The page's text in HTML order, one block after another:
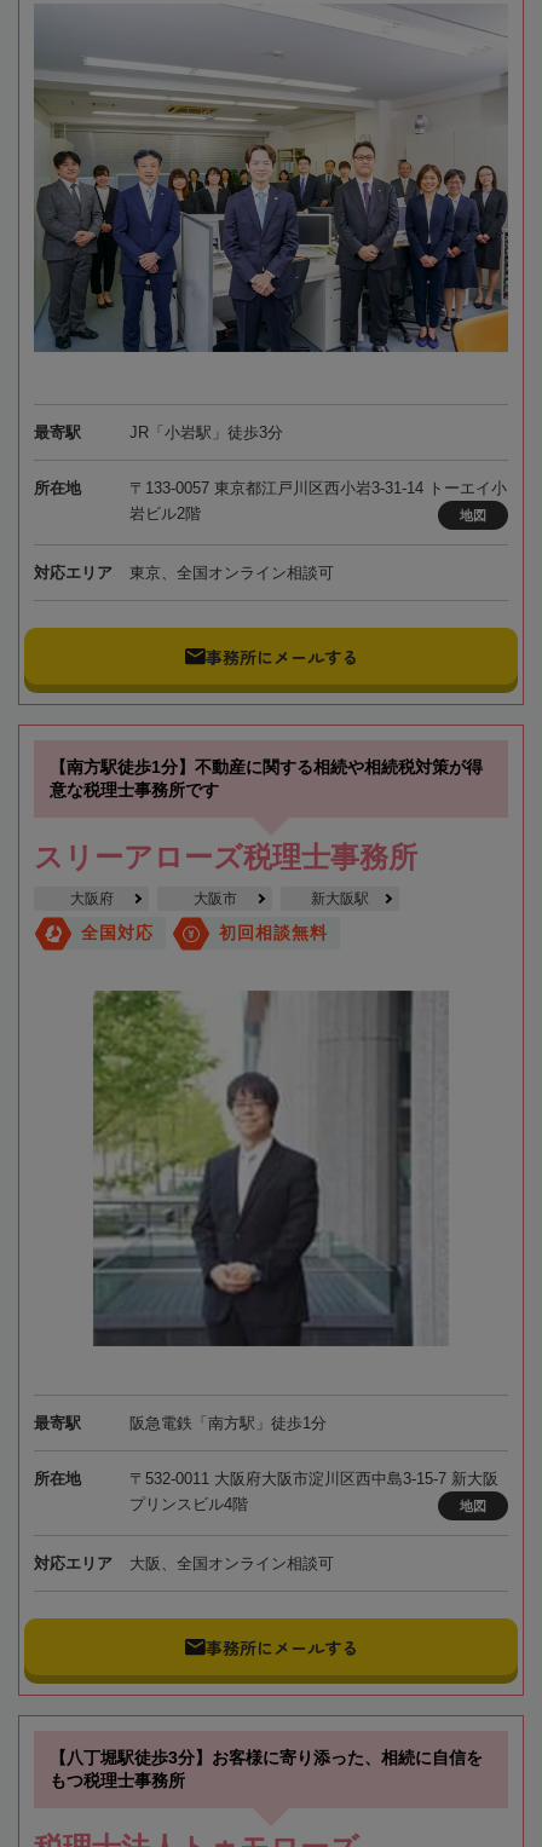
最寄駅 JR「小岩駅」徒歩3分
所在地
〒133-0057 東京都江戸川区西小岩3-31-14 トーエイ小
岩ビル2階
地図
対応エリア 東京、全国オンライン相談可
事務所にメールする
【南方駅徒歩1分】不動産に関する相続や相続税対策が得
意な税理士事務所です
スリーアローズ税理士事務所
大阪府 大阪市 新大阪駅
全国対応 初回相談無料
最寄駅 阪急電鉄「南方駅」徒歩1分
所在地
〒532-0011 大阪府大阪市淀川区西中島3-15-7 新大阪
プリンスビル4階
地図
対応エリア 大阪、全国オンライン相談可
事務所にメールする
【八丁堀駅徒歩3分】お客様に寄り添った、相続に自信を
もつ税理士事務所